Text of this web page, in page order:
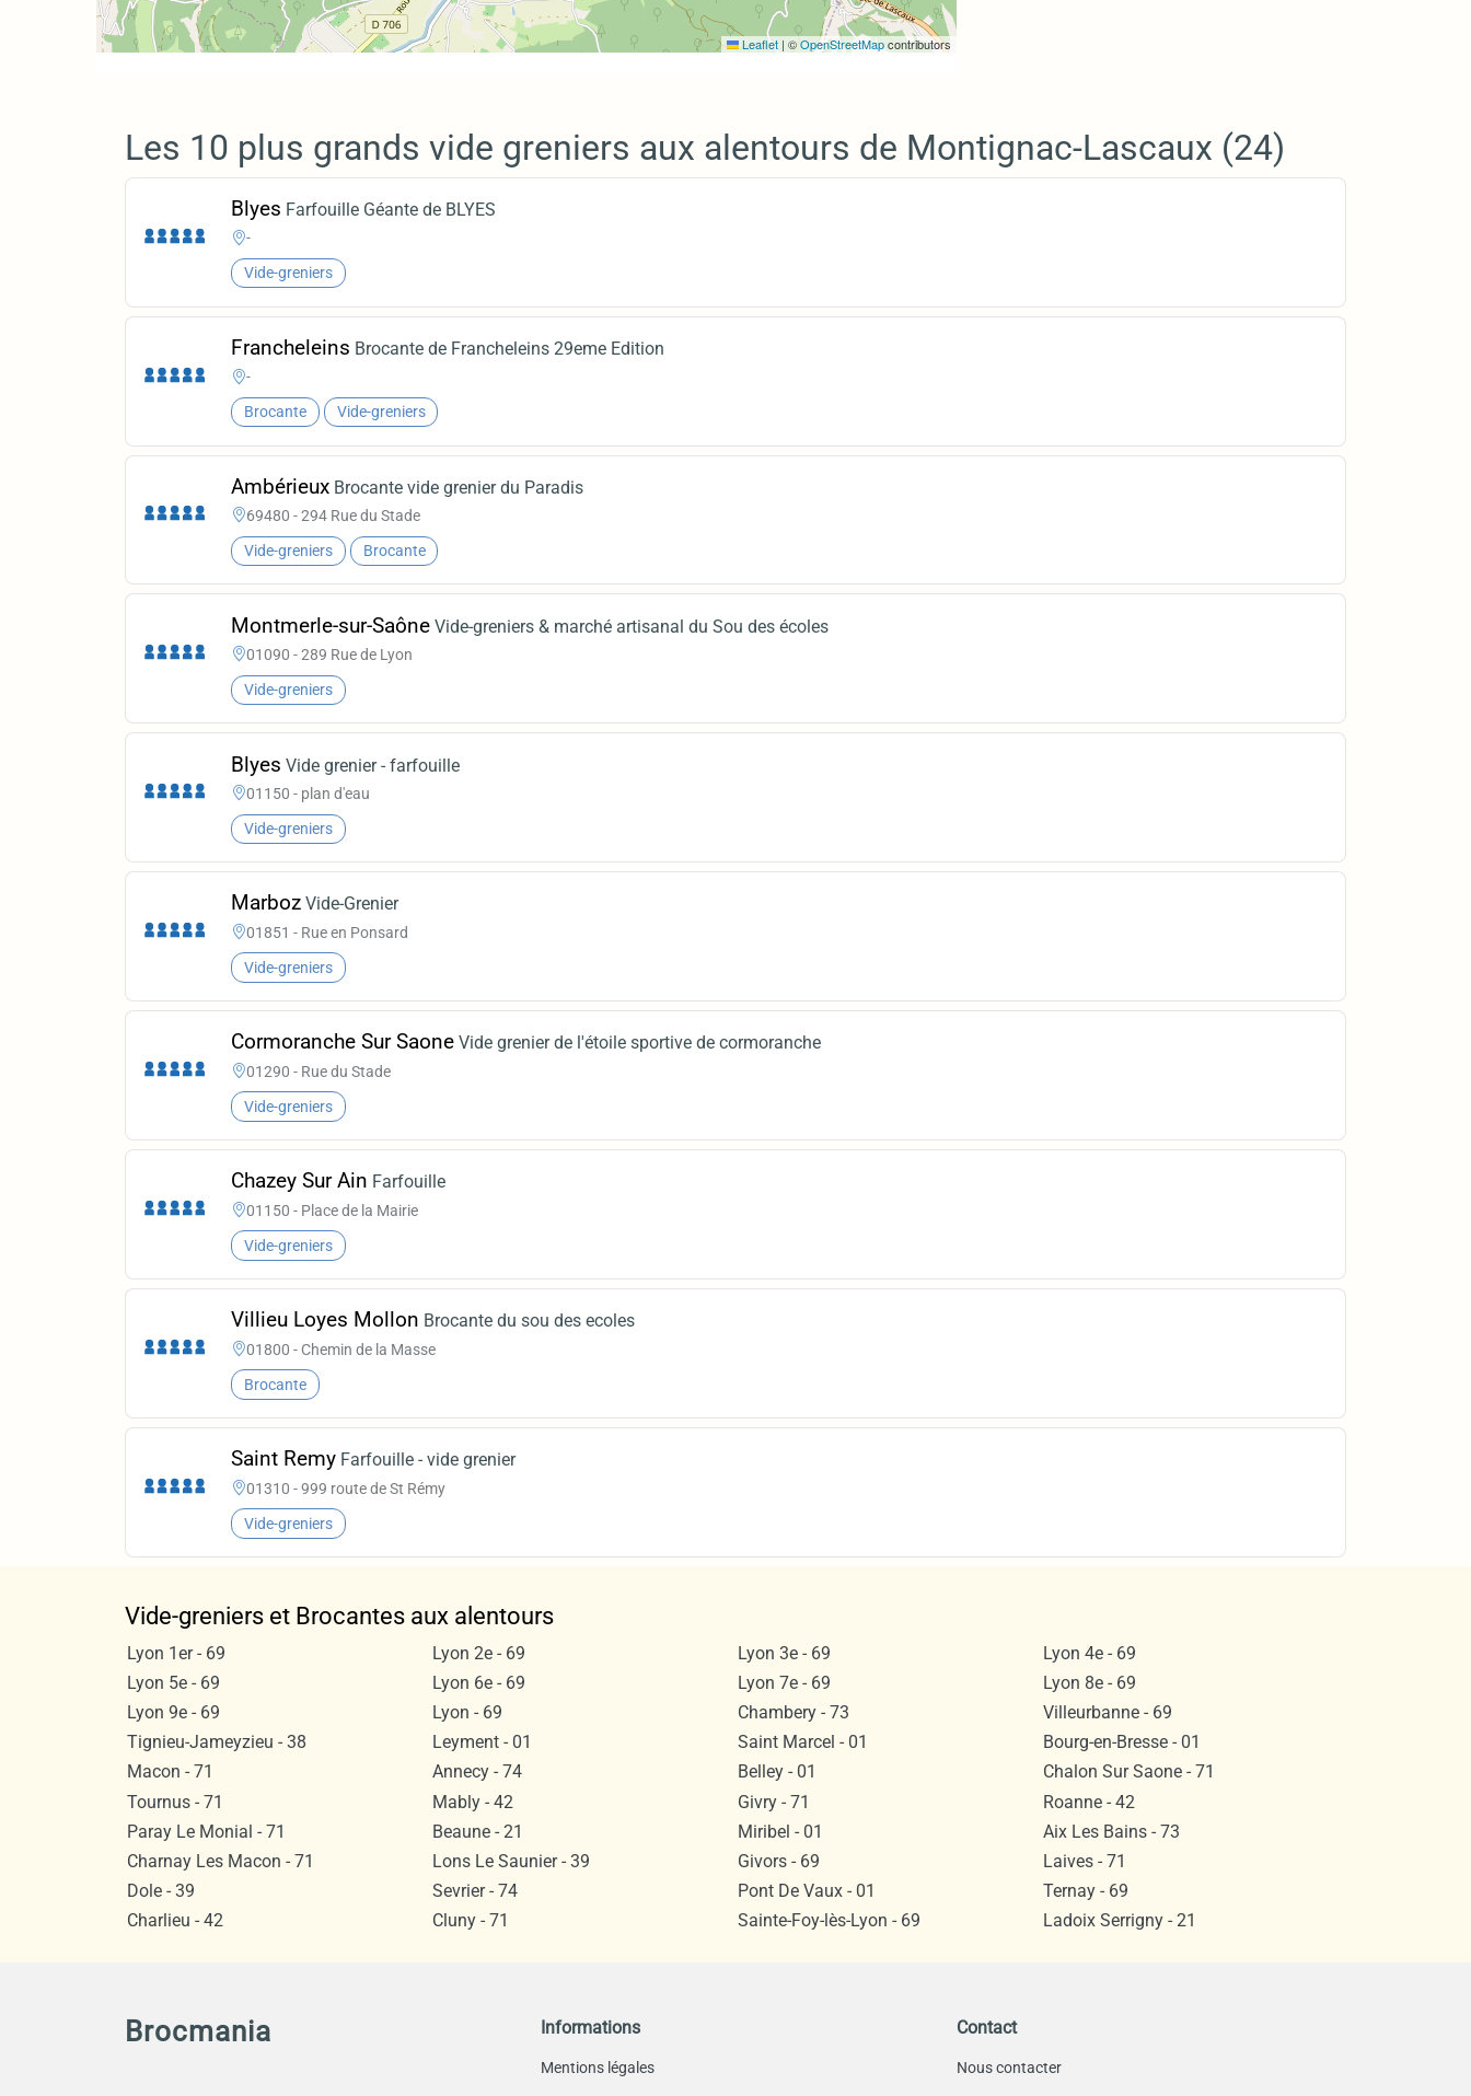
Leaflet | ©OpenStreetMapcontributors
Les 10 plus grands vide greniers aux alentours de Montignac-Lascaux (24)
Blyes Farfouille Géante de BLYES
-
Vide-greniers
Francheleins Brocante de Francheleins 29eme Edition
-
Brocante Vide-greniers
Ambérieux Brocante vide grenier du Paradis
69480 - 294 Rue du Stade
Vide-greniers Brocante
Montmerle-sur-Saône Vide-greniers & marché artisanal du Sou des écoles
01090 - 289 Rue de Lyon
Vide-greniers
Blyes Vide grenier - farfouille
01150 - plan d'eau
Vide-greniers
Marboz Vide-Grenier
01851 - Rue en Ponsard
Vide-greniers
Cormoranche Sur Saone Vide grenier de l'étoile sportive de cormoranche
01290 - Rue du Stade
Vide-greniers
Chazey Sur Ain Farfouille
01150 - Place de la Mairie
Vide-greniers
Villieu Loyes Mollon Brocante du sou des ecoles
01800 - Chemin de la Masse
Brocante
Saint Remy Farfouille - vide grenier
01310 - 999 route de St Rémy
Vide-greniers
Vide-greniers et Brocantes aux alentours
Lyon 1er - 69 Lyon 2e - 69 Lyon 3e - 69
Lyon 4e - 69
Lyon 5e - 69
Lyon 6e - 69 Lyon 7e - 69
Lyon 8e - 69
Lyon 9e - 69
Lyon - 69 Chambery - 73
Villeurbanne - 69
Tignieu-Jameyzieu - 38
Leyment - 01 Saint Marcel - 01
Bourg-en-Bresse - 01
Macon - 71
Annecy - 74 Belley - 01
Chalon Sur Saone - 71
Tournus - 71
Mably - 42 Givry - 71
Roanne - 42
Paray Le Monial - 71
Beaune - 21 Miribel - 01
Aix Les Bains - 73
Charnay Les Macon - 71
Lons Le Saunier - 39 Givors - 69
Laives - 71
Dole - 39
Sevrier - 74 Pont De Vaux - 01
Ternay - 69
Charlieu - 42
Cluny - 71 Sainte-Foy-lès-Lyon - 69 Ladoix Serrigny - 21
Brocmania Informations
Mentions légales
Contact
Nous contacter